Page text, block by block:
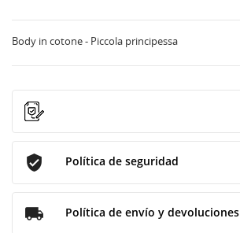
Body in cotone - Piccola principessa
Política de seguridad
Política de envío y devoluciones